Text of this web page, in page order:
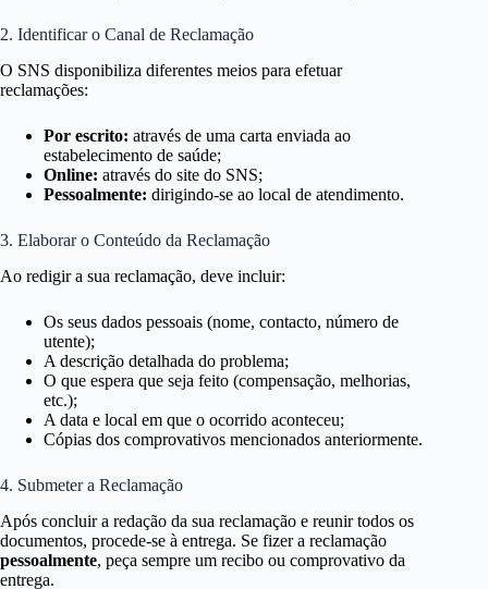
2. Identificar o Canal de Reclamação
O SNS disponibiliza diferentes meios para efetuar
reclamações:
Por escrito: através de uma carta enviada ao
estabelecimento de saúde;
Online: através do site do SNS;
Pessoalmente: dirigindo-se ao local de atendimento.
3. Elaborar o Conteúdo da Reclamação
Ao redigir a sua reclamação, deve incluir:
Os seus dados pessoais (nome, contacto, número de
utente);
A descrição detalhada do problema;
O que espera que seja feito (compensação, melhorias,
etc.);
A data e local em que o ocorrido aconteceu;
Cópias dos comprovativos mencionados anteriormente.
4. Submeter a Reclamação
Após concluir a redação da sua reclamação e reunir todos os
documentos, procede-se à entrega. Se fizer a reclamação
pessoalmente, peça sempre um recibo ou comprovativo da
entrega.